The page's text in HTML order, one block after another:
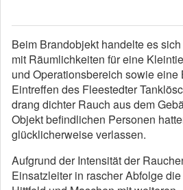
Beim Brandobjekt handelte es
mit Räumlichkeiten für eine
und Operationsbereich sowie eine
Eintreffen des Fleestedter
drang dichter Rauch aus dem
Objekt befindlichen Personen
glücklicherweise verlassen.
Aufgrund der Intensität der
Einsatzleiter in rascher Abfolge